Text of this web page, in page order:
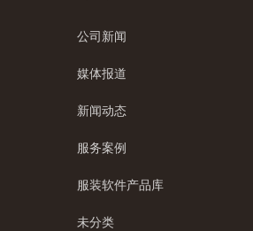
公司新闻
媒体报道
新闻动态
服务案例
服装软件产品库
未分类